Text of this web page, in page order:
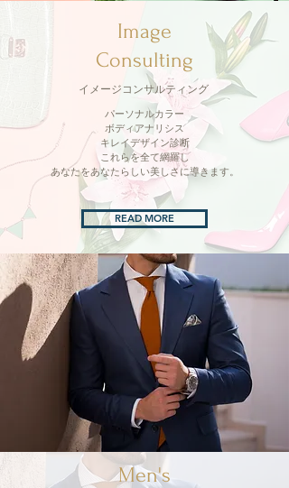
Image
Consulting
パーソナルカラー
ボディアナリシス
キレイデザイン診断
​これらを全て網羅し
あなたをあなたらしい美しさに導きます。
イメージコンサルティング
READ MORE
Men's